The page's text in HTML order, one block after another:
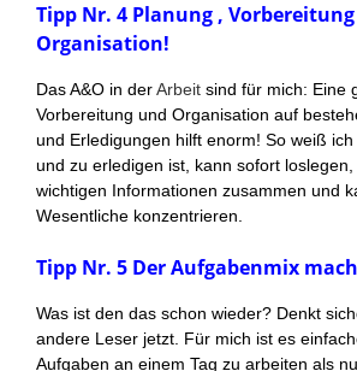
Tipp Nr. 4 Planung ,
Organisation!
Das A&O in derArbeit sind für mich: Eine
Vorbereitung und Organisation auf
und Erledigungen hilft enorm! So weiß
und zu erledigen ist, kann sofort
wichtigen Informationen zusammen und
Wesentliche konzentrieren.
Tipp Nr. 5 Der Aufgabenmix
Was ist den das schon wieder? Denkt
andere Leser jetzt. Für mich ist es
Aufgaben an einem Tag zu arbeiten als